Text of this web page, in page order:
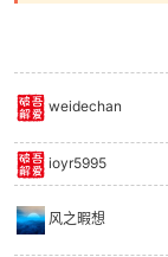
weidechan
ioyr5995
风之暇想